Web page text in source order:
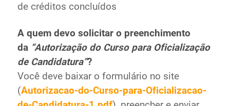
de créditos concluídos
A quem devo solicitar o preenchimento
da “Autorização do Curso para Oficialização
de Candidatura”?
Você deve baixar o formulário no site
(Autorizacao-do-Curso-para-Oficializacao-